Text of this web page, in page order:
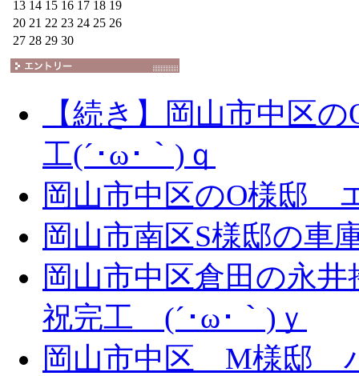
13 14 15 16 17 18 19
20 21 22 23 24 25 26
27 28 29 30
【続き】岡山市中区
工(´･ω･｀)ｑ
岡山市中区のO様邸
岡山市南区S様邸の車
岡山市中区倉田の永
祝完工 (´･ω･｀)ｙ
岡山市中区 M様邸